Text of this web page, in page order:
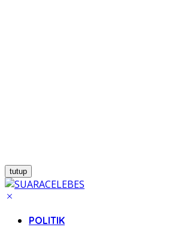
tutup
POLITIK